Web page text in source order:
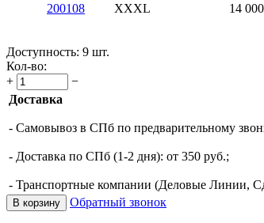
200108 XXXL 14 000
Доступность: 9 шт.
Кол-во:
+
−
Доставка
- Самовывоз в СПб по предварительному
- Доставка по СПб (1-2 дня): от 350 руб.;
- Транспортные компании (Деловые Линии,
В корзину Обратный звонок